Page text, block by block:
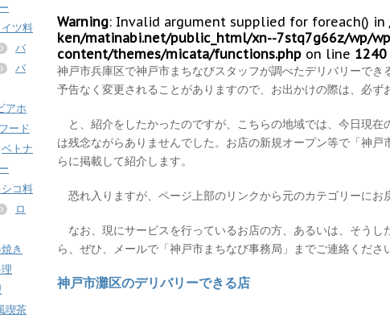
Warning: Invalid argument supplied for foreach() in
ken/matinabi.net/public_html/xn--7stq7g66z/wp/
content/themes/micata/functions.php on line 1240
神戸市兵庫区で神戸市まちなびスタッフが調べたデリバリーで
予告なく変更されることがありますので、お出かけの際は、必ず
と、紹介をしたかったのですが、こちらの地域では、今日現在
は残念ながらありませんでした。お店の新規オープン等で「神
らに掲載して紹介します。
恐れ入りますが、ページ上部のリンクから元のカテゴリーにお
なお、現にサービスを行っているお店の方、あるいは、そうし
ら、ぜひ、メールで「神戸市まちなび事務局」までご連絡くださ
神戸市灘区のデリバリーできる店
イツ料
バ
バ
アホ
ード
ベトナ
シコ料
ロ
き
喫茶